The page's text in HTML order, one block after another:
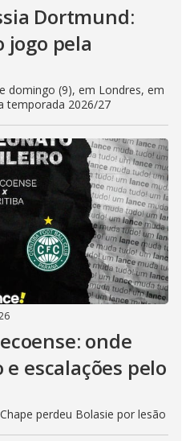
Dortmund:
jogo pela
domingo (9), em Londres, em
temporada 2026/27
onde
escalações pelo
perdeu Bolasie por lesão